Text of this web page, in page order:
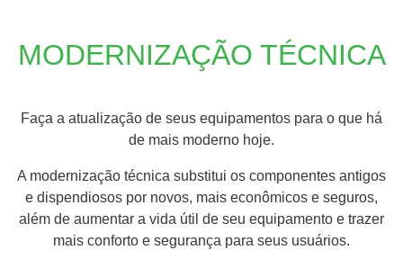
MODERNIZAÇÃO TÉCNICA
Faça a atualização de seus equipamentos para o que há
de mais moderno hoje.
A modernização técnica substitui os componentes antigos
e dispendiosos por novos, mais econômicos e seguros,
além de aumentar a vida útil de seu equipamento e trazer
mais conforto e segurança para seus usuários.